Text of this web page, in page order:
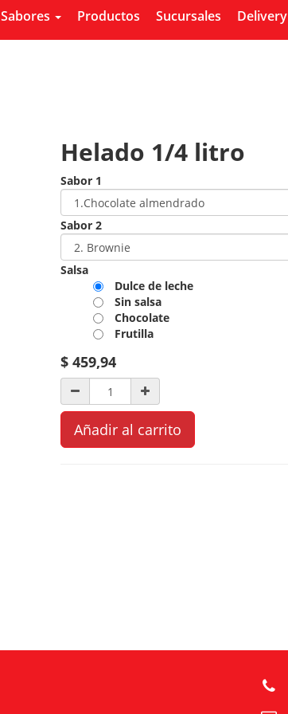
Sabores Productos Sucursales Delivery
Helado 1/4 litro
Sabor 1
Sabor 2
Salsa
Dulce de leche
Sin salsa
Chocolate
Frutilla
$ 459,94
Añadir al carrito